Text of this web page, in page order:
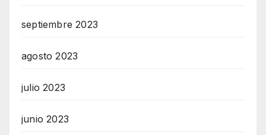
septiembre 2023
agosto 2023
julio 2023
junio 2023